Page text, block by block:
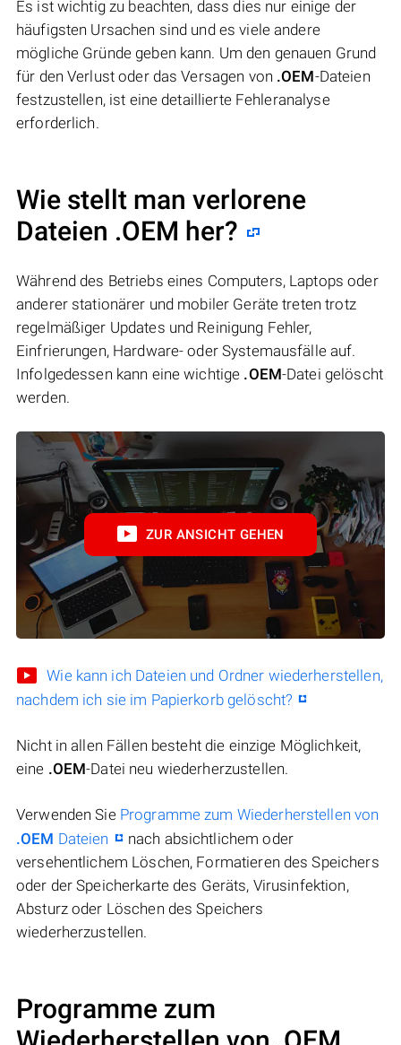
Es ist wichtig zu beachten, dass dies nur einige der
häufigsten Ursachen sind und es viele andere
mögliche Gründe geben kann. Um den genauen Grund
für den Verlust oder das Versagen von .OEM-Dateien
festzustellen, ist eine detaillierte Fehleranalyse
erforderlich.
Wie stellt man verlorene
Dateien .OEM her?
Während des Betriebs eines Computers, Laptops oder
anderer stationärer und mobiler Geräte treten trotz
regelmäßiger Updates und Reinigung Fehler,
Einfrierungen, Hardware- oder Systemausfälle auf.
Infolgedessen kann eine wichtige .OEM-Datei gelöscht
werden.
ZUR ANSICHT GEHEN
Wie kann ich Dateien und Ordner wiederherstellen,
nachdem ich sie im Papierkorb gelöscht?
Nicht in allen Fällen besteht die einzige Möglichkeit,
eine .OEM-Datei neu wiederherzustellen.
Verwenden Sie Programme zum Wiederherstellen von
.OEM Dateien
nach absichtlichem oder
versehentlichem Löschen, Formatieren des Speichers
oder der Speicherkarte des Geräts, Virusinfektion,
Absturz oder Löschen des Speichers
wiederherzustellen.
Programme zum